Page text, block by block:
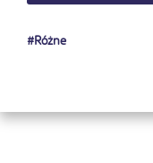
#Różne